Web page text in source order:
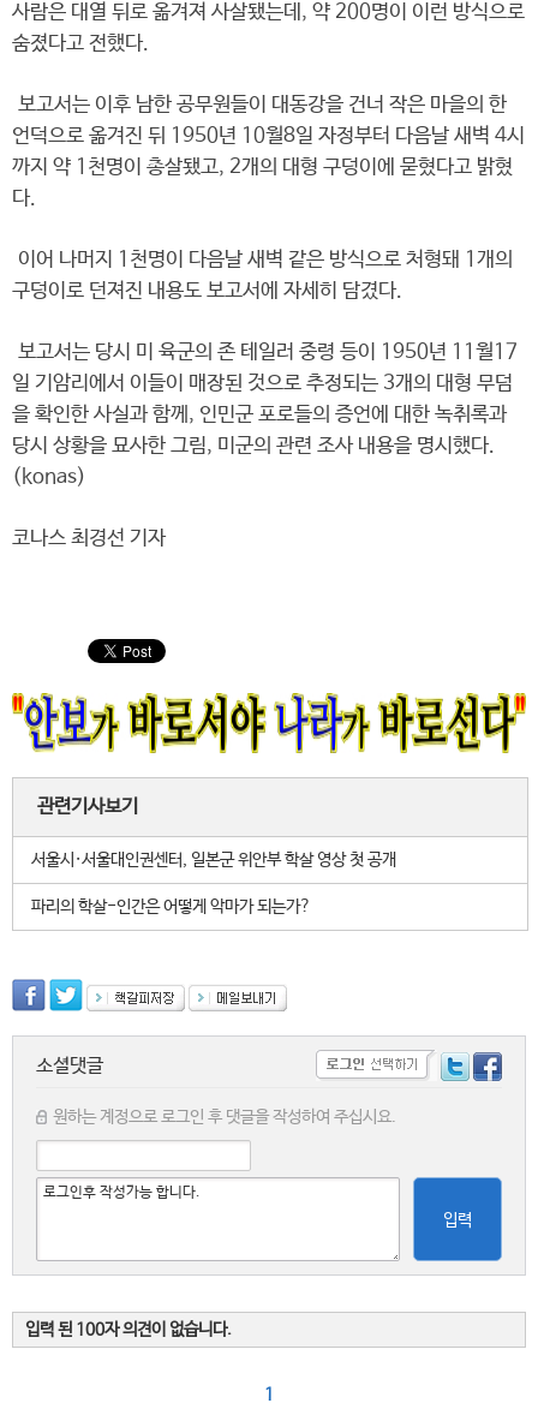
사람은 대열 뒤로 옮겨져 사살됐는데, 약 200명이 이런 방식으로
숨졌다고 전했다.
보고서는 이후 남한 공무원들이 대동강을 건너 작은 마을의 한
언덕으로 옮겨진 뒤 1950년 10월8일 자정부터 다음날 새벽 4시
까지 약 1천명이 총살됐고, 2개의 대형 구덩이에 묻혔다고 밝혔
다.
이어 나머지 1천명이 다음날 새벽 같은 방식으로 처형돼 1개의
구덩이로 던져진 내용도 보고서에 자세히 담겼다.
보고서는 당시 미 육군의 존 테일러 중령 등이 1950년 11월17
일 기암리에서 이들이 매장된 것으로 추정되는 3개의 대형 무덤
을 확인한 사실과 함께, 인민군 포로들의 증언에 대한 녹취록과
당시 상황을 묘사한 그림, 미군의 관련 조사 내용을 명시했다.
(konas)
코나스 최경선 기자
관련기사보기
서울시·서울대인권센터, 일본군 위안부 학살 영상 첫 공개
파리의 학살-인간은 어떻게 악마가 되는가?
소셜댓글
원하는 계정으로 로그인 후 댓글을 작성하여 주십시요.
입력
입력 된 100자 의견이 없습니다.
1